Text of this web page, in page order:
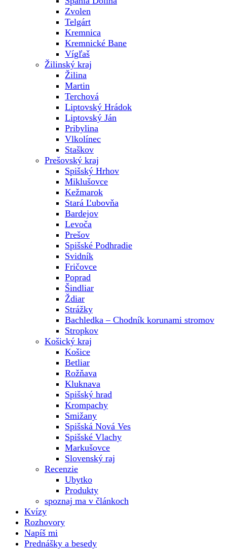
Zvolen
Telgárt
Kremnica
Kremnické Bane
Vígľaš
Žilinský kraj
Žilina
Martin
Terchová
Liptovský Hrádok
Liptovský Ján
Pribylina
Vlkolínec
Staškov
Prešovský kraj
Spišský Hrhov
Miklušovce
Kežmarok
Stará Ľubovňa
Bardejov
Levoča
Prešov
Spišské Podhradie
Svidník
Fričovce
Poprad
Šindliar
Ždiar
Strážky
Bachledka – Chodník korunami stromov
Stropkov
Košický kraj
Košice
Betliar
Rožňava
Kluknava
Spišský hrad
Krompachy
Smižany
Spišská Nová Ves
Spišské Vlachy
Markušovce
Slovenský raj
Recenzie
Ubytko
Produkty
spoznaj ma v článkoch
Kvízy
Rozhovory
Napíš mi
Prednášky a besedy